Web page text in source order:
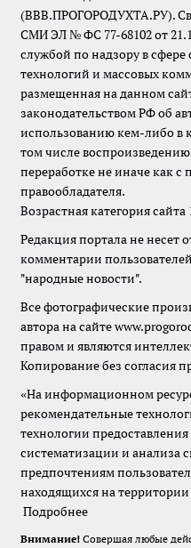
(ВВВ.ПРОГОРОДУХТА.РУ).
СМИ ЭЛ № ФС 77-68102 от
службой по надзору в
технологий и массовых
размещенная на данном
законодательством РФ об
использованию кем-либо в
том числе
переработке не иначе как
правообладателя.
Возрастная категория сайта
Редакция портала не несет
комментарии
"народные новости".
Все фотографические
автора на сайте
правом и являются
Копирование без согласия
«На информационном
рекомендательные
технологии
систематизации и анализа
предпочтениям
находящихся на
Подробнее
Внимание! Совершая любые